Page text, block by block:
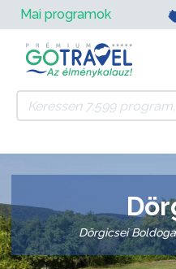
Mai programok
Dörgicsei